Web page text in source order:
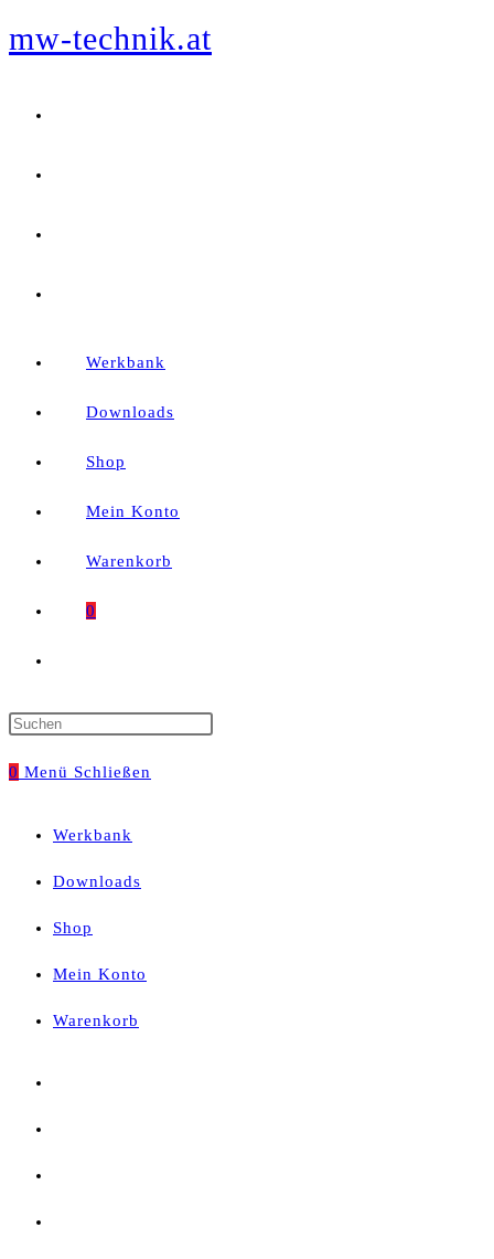
Zum
springen
mw-technik.at
Werkbank
Downloads
Shop
Mein Konto
Warenkorb
0
Suche
0 Menü Schließen
Werkbank
Downloads
Shop
Mein Konto
Warenkorb